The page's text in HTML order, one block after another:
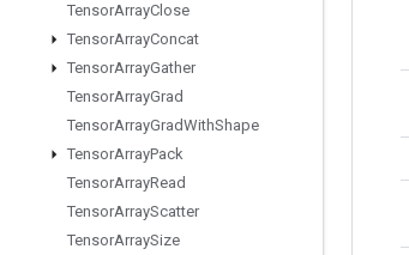
TensorArrayClose
TensorArrayConcat
TensorArrayGather
TensorArrayGrad
TensorArrayGradWithShape
TensorArrayPack
TensorArrayRead
TensorArrayScatter
TensorArraySize